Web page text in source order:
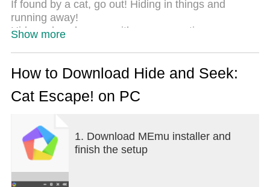
If found by a cat, go out! Hiding in things and
running away!
Hide and seek game with easy operation.
・When a cat appears, tap it to stop!
found
MATSU(https://gacuzinn.com/)
Show more
How to Download Hide and Seek:
Cat Escape! on PC
1. Download MEmu installer and
finish the setup